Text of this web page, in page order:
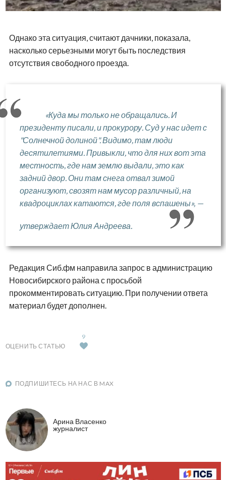
Однако эта ситуация, считают дачники, показала,
насколько серьезными могут быть последствия
отсутствия свободного проезда.
«Куда мы только не обращались. И
президенту писали, и прокурору. Суд у нас идет с
"Солнечной долиной". Видимо, там люди
десятилетиями. Привыкли, что для них вот эта
местность, где нам землю выдали, это как
задний двор. Они там снега отвал зимой
организуют, свозят нам мусор различный, на
квадроциклах катаются, где поля вспашены», —
утверждает Юлия Андреева.
Редакция Сиб.фм направила запрос в администрацию
Новосибирского района с просьбой
прокомментировать ситуацию. При получении ответа
материал будет дополнен.
ОЦЕНИТЬ СТАТЬЮ
9
ПОДПИШИТЕСЬ НА НАС В MAX
Арина Власенко
журналист